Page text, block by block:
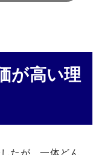
が高い理
たが、一体どん